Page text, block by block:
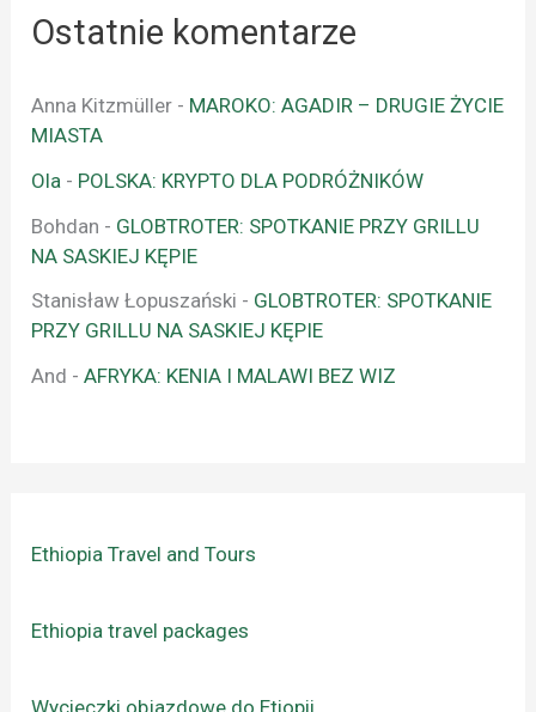
Ostatnie komentarze
Anna Kitzmüller - MAROKO: AGADIR – DRUGIE ŻYCIE
MIASTA
Ola - POLSKA: KRYPTO DLA PODRÓŻNIKÓW
Bohdan - GLOBTROTER: SPOTKANIE PRZY GRILLU
NA SASKIEJ KĘPIE
Stanisław Łopuszański - GLOBTROTER: SPOTKANIE
PRZY GRILLU NA SASKIEJ KĘPIE
And -AFRYKA: KENIA I MALAWI BEZ WIZ
Ethiopia Travel and Tours
Ethiopia travel packages
Wycieczki objazdowe do Etiopii